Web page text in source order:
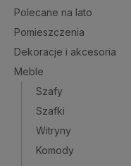
Polecane na lato
Pomieszczenia
Dekoracje i akcesoria
Meble
Szafy
Szafki
Witryny
Komody